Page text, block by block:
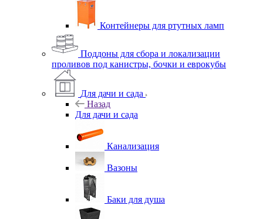
Контейнеры для ртутных ламп
Поддоны для сбора и локализации
проливов под канистры, бочки и еврокубы
Для дачи и сада
Назад
Для дачи и сада
Канализация
Вазоны
Баки для душа